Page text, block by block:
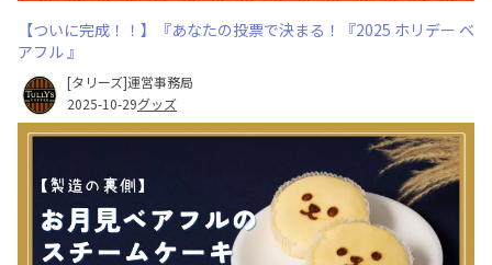
【ついに完成！！】『あなたの投票で決まる！『2025 ホリデー ベ
アフル 』
[タリーズ]運営事務局
2025-10-29グッズ